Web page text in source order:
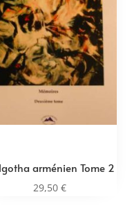
arménien Tome 2
29,50 €